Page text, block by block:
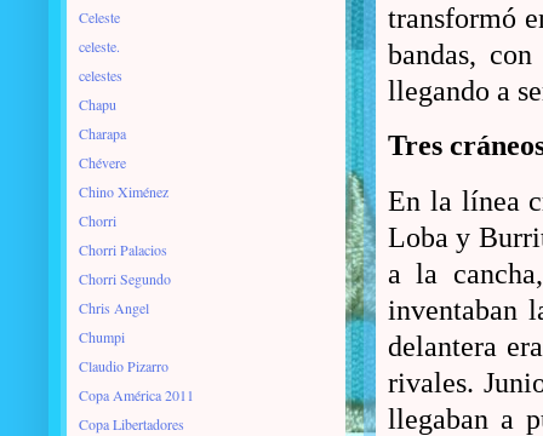
transformó
bandas,
llegando a
Tres
En la línea
Loba y
a la
inventaban
delantera
rivales.
llegaban a
Celeste
celeste.
celestes
Chapu
Charapa
Chévere
Chino Ximénez
Chorri
Chorri Palacios
Chorri Segundo
Chris Angel
Chumpi
Claudio Pizarro
Copa América 2011
Copa Libertadores